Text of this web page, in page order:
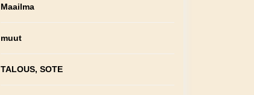
Maailma
muut
TALOUS, SOTE